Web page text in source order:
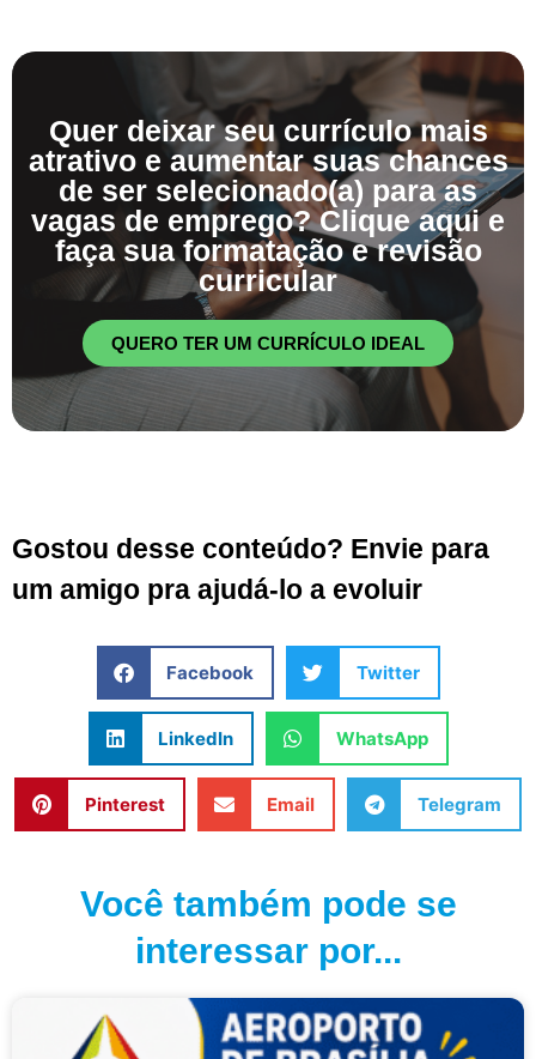
Quer deixar seu currículo mais
atrativo e aumentar suas chances
de ser selecionado(a) para as
vagas de emprego? Clique aqui e
faça sua formatação e revisão
curricular
QUERO TER UM CURRÍCULO IDEAL
Gostou desse conteúdo? Envie para
um amigo pra ajudá-lo a evoluir
Facebook Twitter
LinkedIn WhatsApp
Pinterest Email Telegram
Você também pode se
interessar por...